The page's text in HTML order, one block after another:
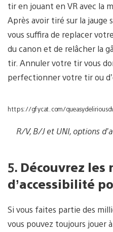
tir en jouant en VR avec la
Après avoir tiré sur la jauge
vous suffira de replacer
du canon et de relâcher la
tir. Annuler votre tir vous
perfectionner votre tir ou
https://gfycat.com/
R/V, B/J et UNI, options
5. Découvrez les
d’accessibilité
Si vous faites partie des
vous pouvez toujours jouer